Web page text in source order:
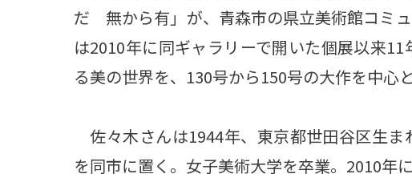
だ 無から有」が、青森市の県立美術館コミ
は2010年に同ギャラリーで開いた個展以来
る美の世界を、130号から150号の大作を中心
佐々木さんは1944年、東京都世田谷区生
を同市に置く。女子美術大学を卒業。2010年